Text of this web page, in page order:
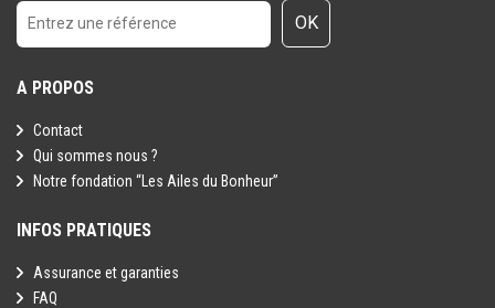
OK
A PROPOS
Contact
Qui sommes nous ?
Notre fondation “Les Ailes du Bonheur”
INFOS PRATIQUES
Assurance et garanties
FAQ